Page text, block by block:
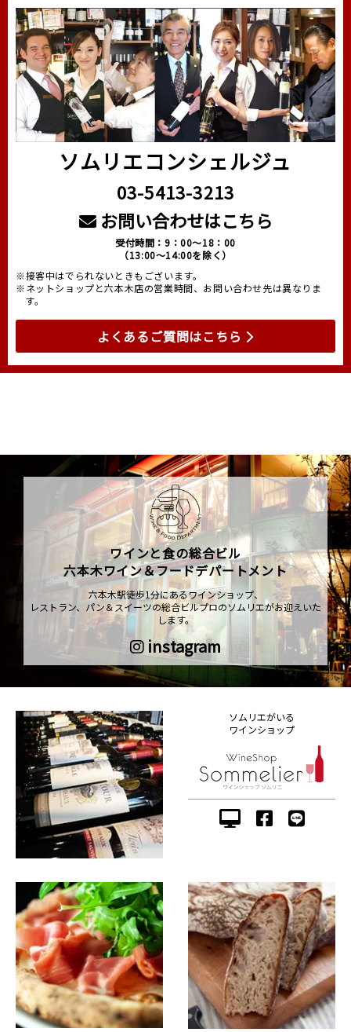
ソムリエコンシェルジュ
03-5413-3213
お問い合わせはこちら
受付時間：9：00～18：00
（13:00～14:00を除く）
※接客中はでられないときもございます。
※ネットショップと六本木店の営業時間、お問い合わせ先は異なりま
す。
よくあるご質問はこちら
ワインと食の総合ビル
六本木ワイン＆フードデパートメント
六本木駅徒歩1分にあるワインショップ、
レストラン、パン＆スイーツの総合ビルプロのソムリエがお迎えいた
します。
instagram
ソムリエがいる
ワインショップ